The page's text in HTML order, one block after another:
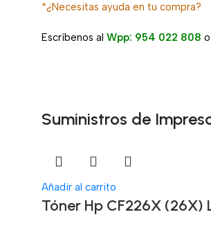
*¿Necesitas ayuda en tu compra?
Escríbenos al Wpp: 954 022 808
Suministros de
Añadir al carrito
Tóner Hp CF226X (26X)